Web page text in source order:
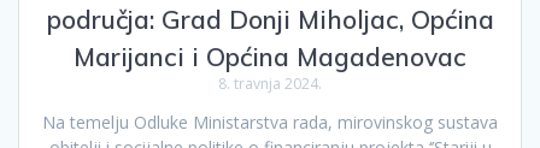
područja: Grad Donji Miholjac, Općina
Marijanci i Općina Magadenovac
8. travnja 2024.
Na temelju Odluke Ministarstva rada, mirovinskog sustava